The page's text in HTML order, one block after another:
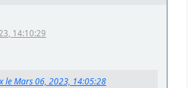
14:10:29
le Mars 06, 2023, 14:05:28